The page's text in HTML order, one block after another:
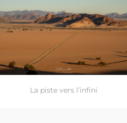
La piste vers l’infini